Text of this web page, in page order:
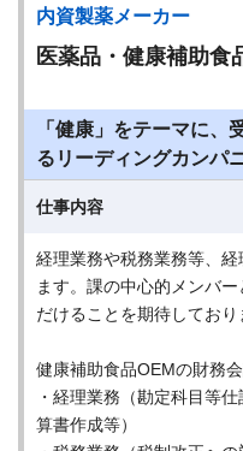
内資製薬メーカー
医薬品・健康補助食
「健康」をテーマに、
るリーディングカンパ
仕事内容
経理業務や税務業務等、
ます。課の中心的メンバ
だけることを期待しており
健康補助食品OEMの財務
・経理業務（勘定科目等
算書作成等）